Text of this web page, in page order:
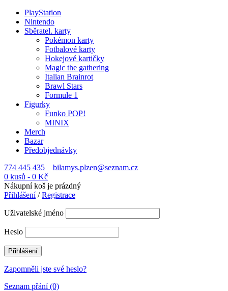
PlayStation
Nintendo
Sběratel. karty
Pokémon karty
Fotbalové karty
Hokejové kartičky
Magic the gathering
Italian Brainrot
Brawl Stars
Formule 1
Figurky
Funko POP!
MINIX
Merch
Bazar
Předobjednávky
774 445 435
bilamys.plzen@seznam.cz
0 kusů - 0 Kč
Nákupní koš je prázdný
Přihlášení/Registrace
Uživatelské jméno
Heslo
Zapomněli jste své heslo?
Seznam přání (0)